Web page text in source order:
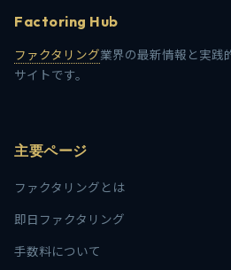
Factoring Hub
ファクタリング業界の最新情報と実践
サイトです。
主要ページ
ファクタリングとは
即日ファクタリング
手数料について